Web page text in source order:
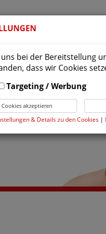
bei der Bereitstellung
dass wir Cookies
Targeting / Werbung
Cookies akzeptieren
& Details zu den Cookies |